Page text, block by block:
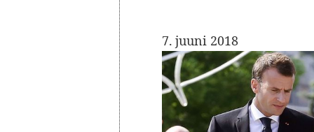
7. juuni 2018